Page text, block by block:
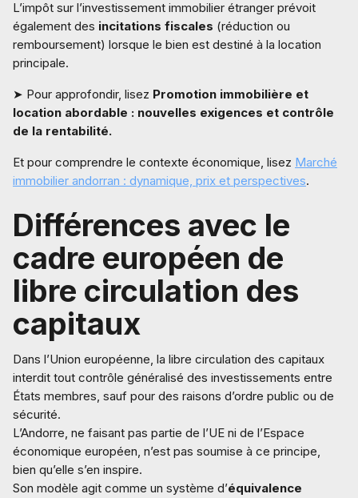
L’impôt sur l’investissement immobilier étranger prévoit
également des incitations fiscales (réduction ou
remboursement) lorsque le bien est destiné à la location
principale.
➤ Pour approfondir, lisez Promotion immobilière et
location abordable : nouvelles exigences et contrôle
de la rentabilité.
Et pour comprendre le contexte économique, lisez Marché
immobilier andorran : dynamique, prix et perspectives.
Différences avec le
cadre européen de
libre circulation des
capitaux
Dans l’Union européenne, la libre circulation des capitaux
interdit tout contrôle généralisé des investissements entre
États membres, sauf pour des raisons d’ordre public ou de
sécurité.
L’Andorre, ne faisant pas partie de l’UE ni de l’Espace
économique européen, n’est pas soumise à ce principe,
bien qu’elle s’en inspire.
Son modèle agit comme un système d’équivalence